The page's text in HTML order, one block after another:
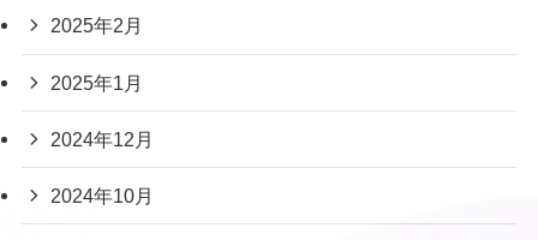
2025年2月
2025年1月
2024年12月
2024年10月